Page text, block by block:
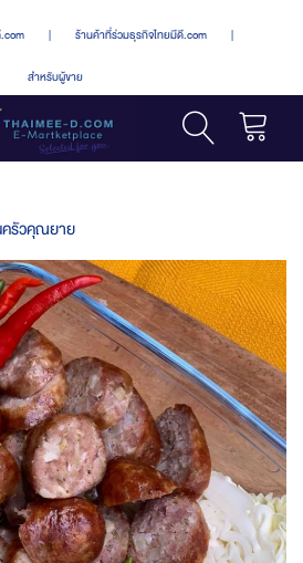
| ร้านค้าที่ร่วมธุรกิจไทยมีดี.com |
สำหรับผู้ขาย
ครัวคุณยาย